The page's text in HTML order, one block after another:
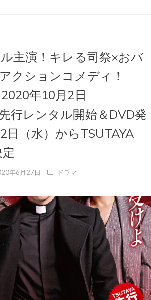
主演！キレる司祭×おバ
クションコメディ！
2020年10月2日
行レンタル開始＆DVD発
日（水）からTSUTAYA
年6月27日 ドラマ